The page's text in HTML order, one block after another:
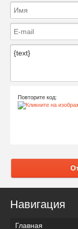
Повторите код:
Навигация
Главная